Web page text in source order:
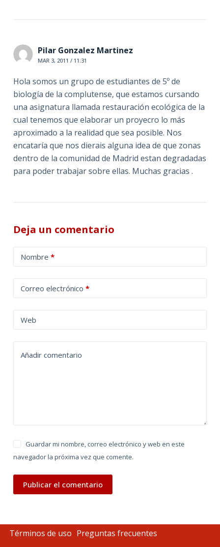
Pilar Gonzalez Martinez
MAR 3, 2011 / 11:31
Hola somos un grupo de estudiantes de 5º de
biología de la complutense, que estamos cursando
una asignatura llamada restauración ecológica de la
cual tenemos que elaborar un proyecro lo más
aproximado a la realidad que sea posible. Nos
encataría que nos dierais alguna idea de que zonas
dentro de la comunidad de Madrid estan degradadas
para poder trabajar sobre ellas. Muchas gracias .
Deja un comentario
Nombre *
Correo electrónico *
Web
Añadir comentario
Guardar mi nombre, correo electrónico y web en este
navegador la próxima vez que comente.
Publicar el comentario
l
t
a
t
Términos de uso Preguntas frecuentes